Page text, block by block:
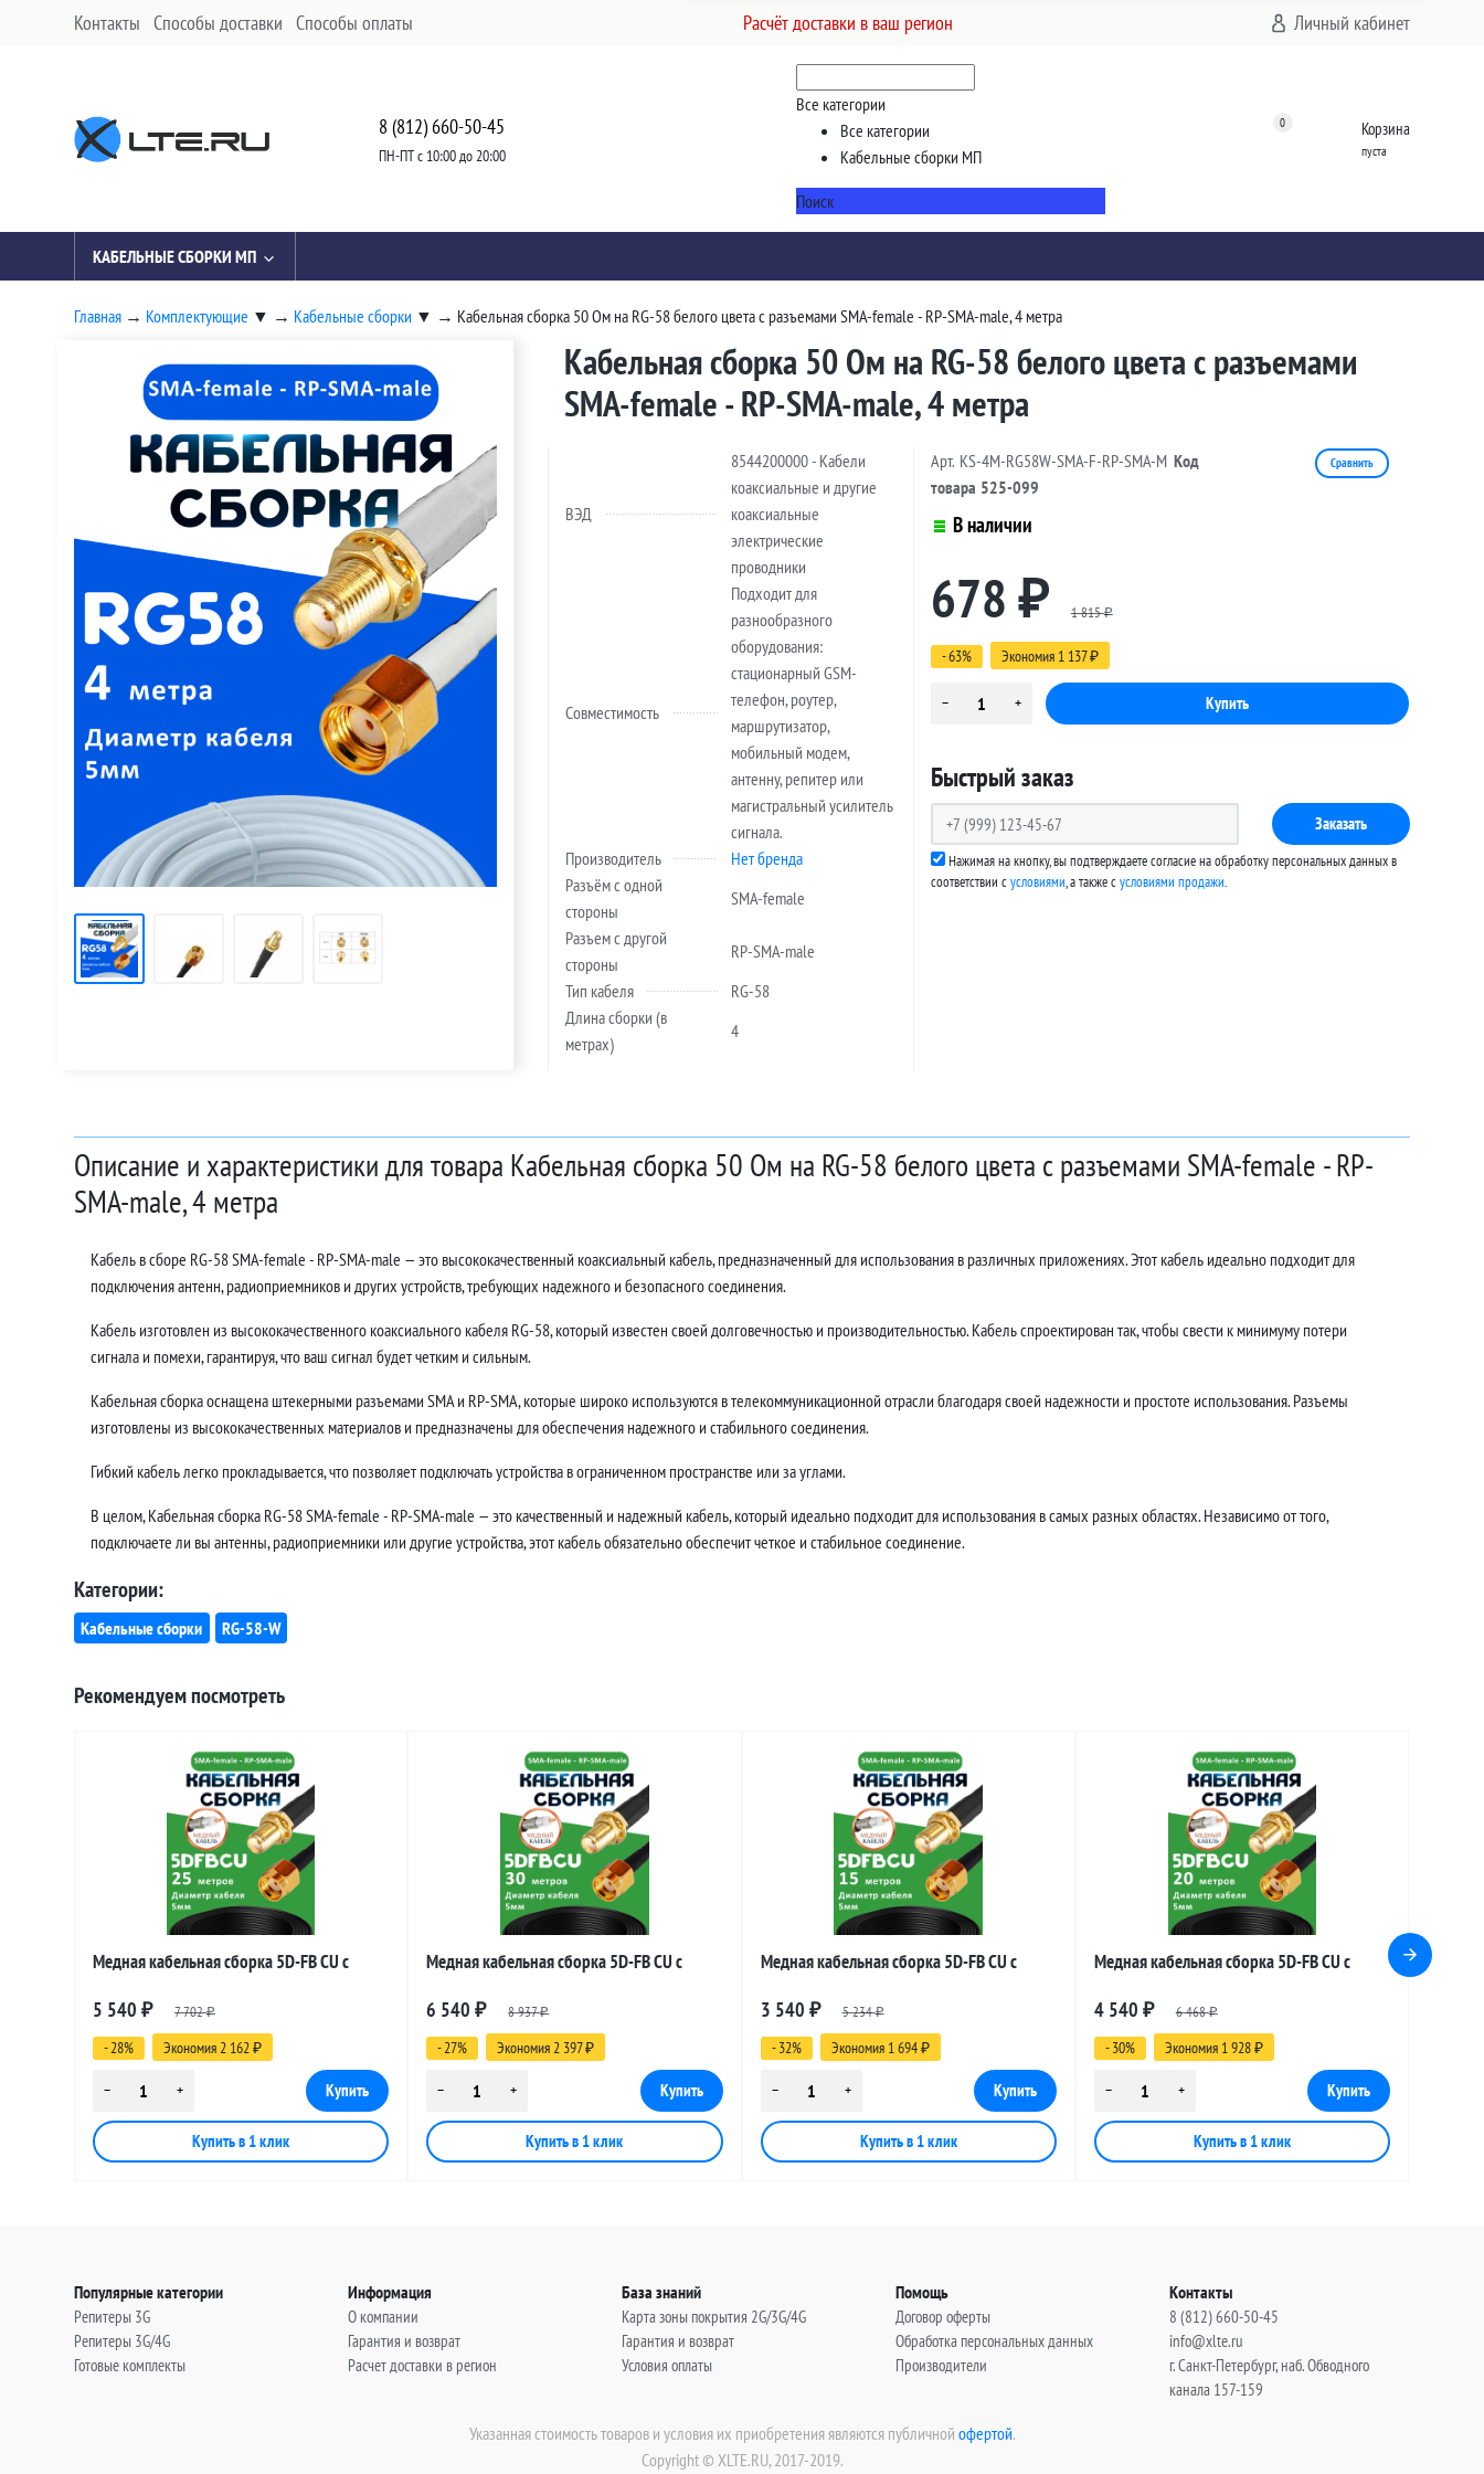
Контакты Способы доставки Способы оплаты Расчёт доставки в ваш регион Личный кабинет
8 (812) 660-50-45
ПН-ПТ с 10:00 до 20:00
Все категории
Все категории
Кабельные сборки МП
Поиск
0 Корзина
пуста
КАБЕЛЬНЫЕ СБОРКИ МП
Главная → Комплектующие ▼ → Кабельные сборки ▼ → Кабельная сборка 50 Ом на RG-58 белого цвета с разъемами SMA-female - RP-SMA-male, 4 метра
Кабельная сборка 50 Ом на RG-58 белого цвета с разъемами
SMA-female - RP-SMA-male, 4 метра
ВЭД
8544200000 - Кабели
коаксиальные и другие
коаксиальные
электрические
проводники
Совместимость
Подходит для
разнообразного
оборудования:
стационарный GSM-
телефон, роутер,
маршрутизатор,
мобильный модем,
антенну, репитер или
магистральный усилитель
сигнала.
Производитель
Нет бренда
Разъём с одной
стороны
SMA-female
Разъем с другой
стороны
RP-SMA-male
Тип кабеля
RG-58
Длина сборки (в
метрах)
4
Арт. KS-4M-RG58W-SMA-F-RP-SMA-M Код
товара 525-099
Сравнить
В наличии
678 ₽ 1 815₽
- 63% Экономия 1 137 ₽
Быстрый заказ
Заказать
Нажимая на кнопку, вы подтверждаете согласие на обработку персональных данных в
соответствии сусловиями, а также cусловиями продажи.
Описание и характеристики для товара Кабельная сборка 50 Ом на RG-58 белого цвета с разъемами SMA-female - RP-
SMA-male, 4 метра
Кабель в сборе RG-58 SMA-female - RP-SMA-male — это высококачественный коаксиальный кабель, предназначенный для использования в различных приложениях. Этот кабель идеально подходит для
подключения антенн, радиоприемников и других устройств, требующих надежного и безопасного соединения.
Кабель изготовлен из высококачественного коаксиального кабеля RG-58, который известен своей долговечностью и производительностью. Кабель спроектирован так, чтобы свести к минимуму потери
сигнала и помехи, гарантируя, что ваш сигнал будет четким и сильным.
Кабельная сборка оснащена штекерными разъемами SMA и RP-SMA, которые широко используются в телекоммуникационной отрасли благодаря своей надежности и простоте использования. Разъемы
изготовлены из высококачественных материалов и предназначены для обеспечения надежного и стабильного соединения.
Гибкий кабель легко прокладывается, что позволяет подключать устройства в ограниченном пространстве или за углами.
В целом, Кабельная сборка RG-58 SMA-female - RP-SMA-male — это качественный и надежный кабель, который идеально подходит для использования в самых разных областях. Независимо от того,
подключаете ли вы антенны, радиоприемники или другие устройства, этот кабель обязательно обеспечит четкое и стабильное соединение.
Категории:
Кабельные сборки RG-58-W
Рекомендуем посмотреть
Медная кабельная сборка 5D-FB CU с
метров
5 540 ₽ 7 702₽
- 28% Экономия 2 162 ₽
Медная кабельная сборка 5D-FB CU с
метров
6 540₽ 8 937₽
- 27% Экономия 2 397₽
Медная кабельная сборка 5D-FB CU с
метров
3 540 ₽ 5 234₽
- 32% Экономия 1 694 ₽
Медная кабельная сборка 5D-FB CU с
метров
4 540 ₽ 6 468₽
- 30% Экономия 1 928 ₽
Популярные категории
Репитеры 3G
Репитеры 3G/4G
Готовые комплекты
Информация
О компании
Гарантия и возврат
Расчет доставки в регион
База знаний
Карта зоны покрытия 2G/3G/4G
Гарантия и возврат
Условия оплаты
Помощь
Договор оферты
Обработка персональных данных
Производители
Контакты
8 (812) 660-50-45
info@xlte.ru
г. Санкт-Петербург, наб. Обводного
канала 157-159
Указанная стоимость товаров и условия их приобретения являются публичной офертой.
Copyright © XLTE.RU, 2017-2019.